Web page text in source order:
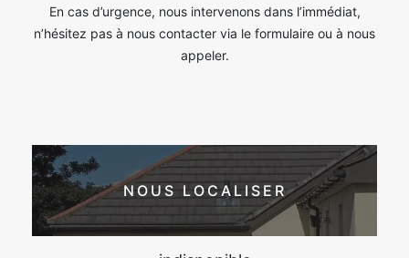
En cas d’urgence, nous intervenons dans l’immédiat,
n’hésitez pas à nous contacter via le formulaire ou à nous
appeler.
NOUS LOCALISER